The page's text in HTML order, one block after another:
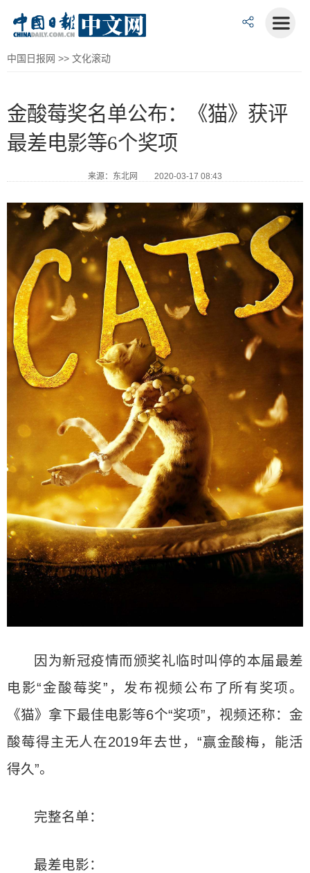
中国日报网 >> 文化滚动
金酸莓奖名单公布：《猫》获评
最差电影等6个奖项
来源：东北网 2020-03-17 08:43
因为新冠疫情而颁奖礼临时叫停的本届最差
电影“金酸莓奖”，发布视频公布了所有奖项。
《猫》拿下最佳电影等6个“奖项”，视频还称：金
酸莓得主无人在2019年去世，“赢金酸梅，能活
得久”。
完整名单：
最差电影：